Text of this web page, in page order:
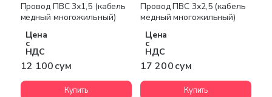
Провод ПВС 3х1,5 (кабель
медный многожильный)
Цена
с
НДС
12 100 сум
Купить
Провод ПВС 3х2,5 (кабель
медный многожильный)
Цена
с
НДС
17 200 сум
Купить